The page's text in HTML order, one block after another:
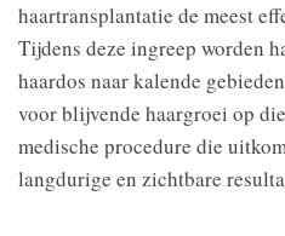
haartransplantatie de meest
Tijdens deze ingreep worden
haardos naar kalende
voor blijvende haargroei op
medische procedure die
langdurige en zichtbare